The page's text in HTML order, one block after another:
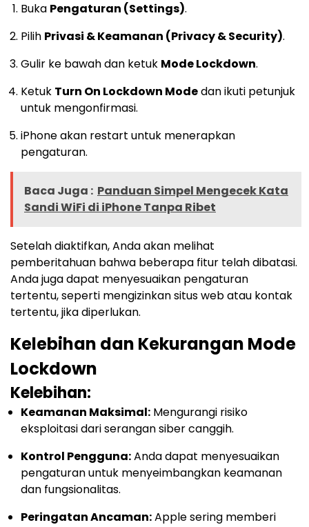
Buka Pengaturan (Settings).
Pilih Privasi & Keamanan (Privacy & Security).
Gulir ke bawah dan ketuk Mode Lockdown.
Ketuk Turn On Lockdown Modedan ikuti petunjuk
untuk mengonfirmasi.
iPhone akan restart untuk menerapkan
pengaturan.
Baca Juga : Panduan Simpel Mengecek Kata
Sandi WiFi di iPhone Tanpa Ribet
Setelah diaktifkan, Anda akan melihat
pemberitahuan bahwa beberapa fitur telah dibatasi.
Anda juga dapat menyesuaikan pengaturan
tertentu, seperti mengizinkan situs web atau kontak
tertentu, jika diperlukan.
Kelebihan dan Kekurangan Mode
Lockdown
Kelebihan:
Keamanan Maksimal: Mengurangi risiko
eksploitasi dari serangan siber canggih.
Kontrol Pengguna:Anda dapat menyesuaikan
pengaturan untuk menyeimbangkan keamanan
dan fungsionalitas.
Peringatan Ancaman:Apple sering memberi